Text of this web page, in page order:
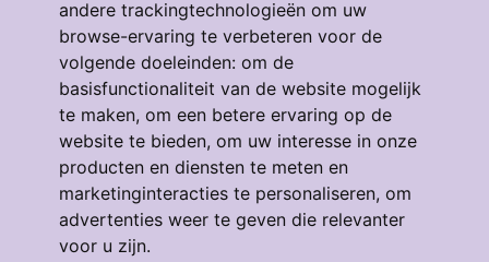
andere trackingtechnologieën om uw
browse-ervaring te verbeteren voor de
volgende doeleinden: om de
basisfunctionaliteit van de website mogelijk
te maken, om een betere ervaring op de
website te bieden, om uw interesse in onze
producten en diensten te meten en
marketinginteracties te personaliseren, om
advertenties weer te geven die relevanter
voor u zijn.
Eendrachtstraat 64
3134GM, VLAARDINGEN
4 53 m² 3
€ 319.000